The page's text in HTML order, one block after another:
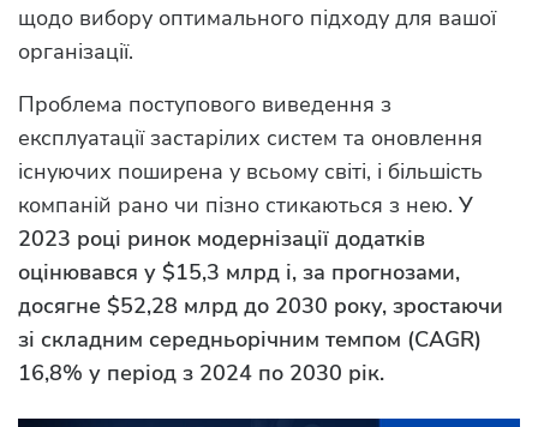
щодо вибору оптимального підходу для вашої
організації.
Проблема поступового виведення з
експлуатації застарілих систем та оновлення
існуючих поширена у всьому світі, і більшість
компаній рано чи пізно стикаються з нею. У
2023 році ринок модернізації додатків
оцінювався у $15,3 млрд і, за прогнозами,
досягне $52,28 млрд до 2030 року, зростаючи
зі складним середньорічним темпом (CAGR)
16,8% у період з 2024 по 2030 рік.